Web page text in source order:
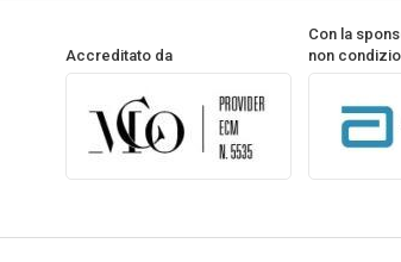
Accreditato da
Con la
non